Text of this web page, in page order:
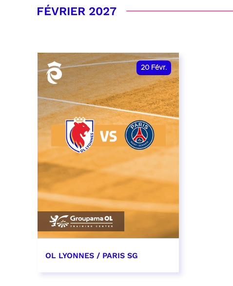
RÉSERVER
FÉVRIER 2027
20 Févr.
OL LYONNES / PARIS SG